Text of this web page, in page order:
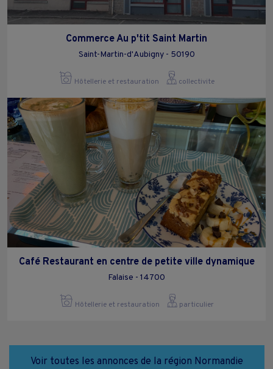
Commerce Au p'tit Saint Martin
Saint-Martin-d'Aubigny - 50190
Hôtellerie et restauration collectivite
Café Restaurant en centre de petite ville dynamique
Falaise - 14700
Hôtellerie et restauration particulier
Voir toutes les annonces de la région Normandie